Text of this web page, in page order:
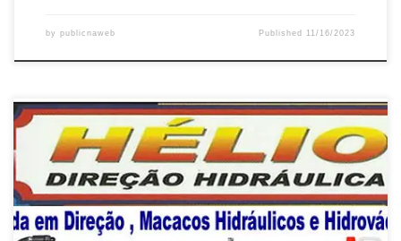
by publicnaweb Published 11/16/2023
Chevrolet Cobalt , Conserto da Direção e Bomba Hidráulica com
Troca de Fluídos – Taguatinga / DF Chevrolet Cruze , Conserto
da Direção e Bomba Hidráulica com Troca de Fluídos –
Taguatinga / DF Chevrolet Tracker , Conserto da Direção e Bomba